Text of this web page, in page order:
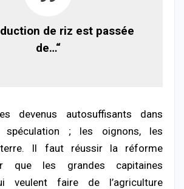
de riz est passée
de…“
devenus autosuffisants dans
spéculation ; les oignons, les
Il faut réussir la réforme
que les grandes capitaines
veulent faire de l’agriculture